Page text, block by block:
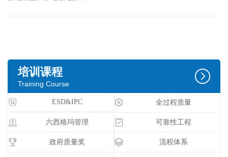
培训课程
Training Course 
ESD&IPC 全过程质量
六西格玛管理 可靠性工程
政府质量奖 流程体系